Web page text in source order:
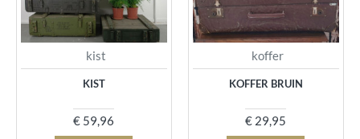
kist
KIST
€ 59,96
koffer
KOFFER BRUIN
€ 29,95